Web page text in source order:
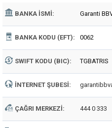
BANKA İSMI: Garanti
BANKA KODU (EFT): 0062
SWIFT KODU (BIC): TGBATRIS
İNTERNET ŞUBESI:
ÇAĞRI MERKEZI: 444 0 333